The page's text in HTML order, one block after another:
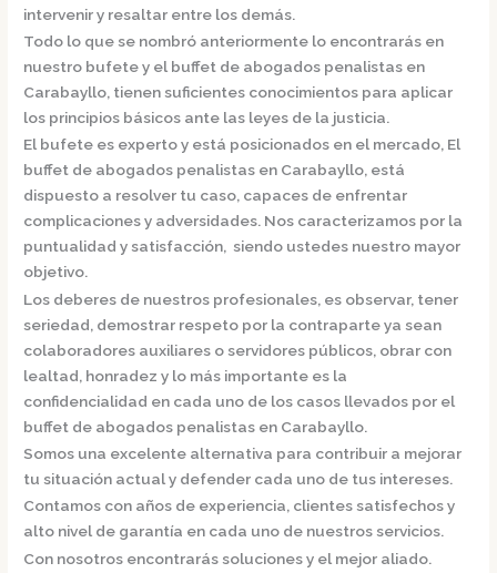
intervenir y resaltar entre los demás.
Todo lo que se nombró anteriormente lo encontrarás en
nuestro bufete y el buffet de abogados penalistas en
Carabayllo, tienen suficientes conocimientos para aplicar
los principios básicos ante las leyes de la justicia.
El bufete es experto y está posicionados en el mercado, El
buffet de abogados penalistas en Carabayllo, está
dispuesto a resolver tu caso, capaces de enfrentar
complicaciones y adversidades. Nos caracterizamos por la
puntualidad y satisfacción, siendo ustedes nuestro mayor
objetivo.
Los deberes de nuestros profesionales, es observar, tener
seriedad, demostrar respeto por la contraparte ya sean
colaboradores auxiliares o servidores públicos, obrar con
lealtad, honradez y lo más importante es la
confidencialidad en cada uno de los casos llevados por el
buffet de abogados penalistas en Carabayllo.
Somos una excelente alternativa para contribuir a mejorar
tu situación actual y defender cada uno de tus intereses.
Contamos con años de experiencia, clientes satisfechos y
alto nivel de garantía en cada uno de nuestros servicios.
Con nosotros encontrarás soluciones y el mejor aliado.